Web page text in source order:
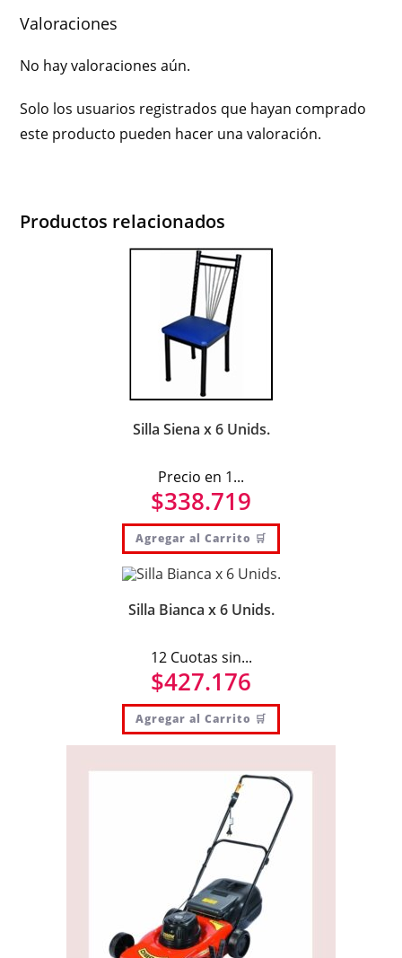
Valoraciones
No hay valoraciones aún.
Solo los usuarios registrados que hayan comprado
este producto pueden hacer una valoración.
Productos relacionados
Silla Siena x 6 Unids.
Precio en 1...
$338.719
Agregar al Carrito 🛒
Silla Bianca x 6 Unids.
12 Cuotas sin...
$427.176
Agregar al Carrito 🛒